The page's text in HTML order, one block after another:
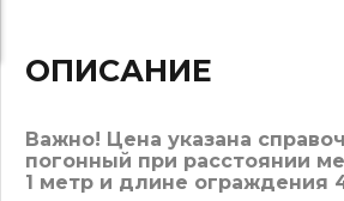
ОПИСАНИЕ
Важно! Цена указана
погонный при расстоянии
1 метр и длине ограждения